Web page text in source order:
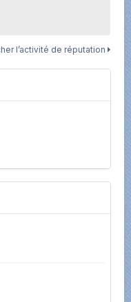
l’activité de réputation